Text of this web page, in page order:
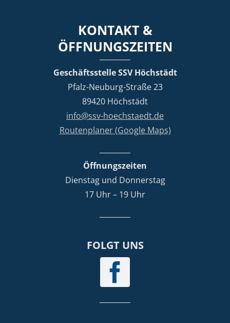
KONTAKT &
ÖFFNUNGSZEITEN
Geschäftsstelle SSV Höchstädt
Pfalz-Neuburg-Straße 23
89420 Höchstädt
info@ssv-hoechstaedt.de
Routenplaner (Google Maps)
Öffnungszeiten
Dienstag und Donnerstag
17 Uhr – 19 Uhr
FOLGT UNS